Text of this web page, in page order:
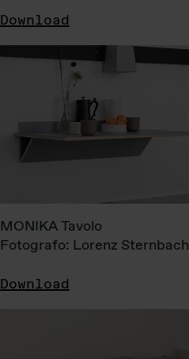
Download
MONIKA Tavolo
Fotografo: Lorenz Sternbach
Download